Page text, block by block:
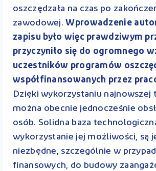
oszczędzała na czas po
zawodowej.Wprowadzenie
zapisu było więc prawdziwym
przyczyniło się do ogromnego
uczestników programów
współfinansowanych przez
Dzięki wykorzystaniu najnowszej
można obecnie jednocześnie
osób. Solidna baza
wykorzystanie jej możliwości, są
niezbędne, szczególnie w
finansowych, do budowy